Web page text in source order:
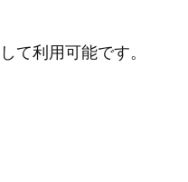
て利用可能です。